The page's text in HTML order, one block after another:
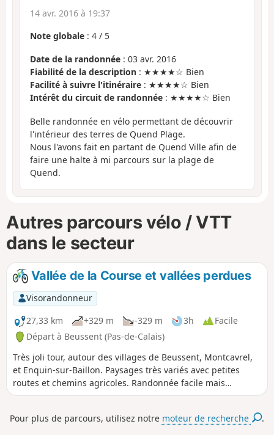
14 avr. 2016 à 19:37
Note globale : 4 / 5
Date de la randonnée : 03 avr. 2016
Fiabilité de la description : ★★★★☆ Bien
Facilité à suivre l'itinéraire : ★★★★☆ Bien
Intérêt du circuit de randonnée : ★★★★☆ Bien
Belle randonnée en vélo permettant de découvrir
l'intérieur des terres de Quend Plage.
Nous l'avons fait en partant de Quend Ville afin de
faire une halte à mi parcours sur la plage de
Quend.
Autres parcours vélo / VTT
dans le secteur
Vallée de la Course et vallées perdues
Visorandonneur
27,33 km
+329 m -329 m 3h
Facile
Départ à Beussent (Pas-de-Calais)
Très joli tour, autour des villages de Beussent, Montcavrel,
et Enquin-sur-Baillon. Paysages très variés avec petites
routes et chemins agricoles. Randonnée facile mais
sportive. Vous aurez la chance de voir différents aspects de
activité. Halte pique-nique agréable à Enquin sur Baillon
Pour plus de parcours, utilisez notre moteur de recherche .